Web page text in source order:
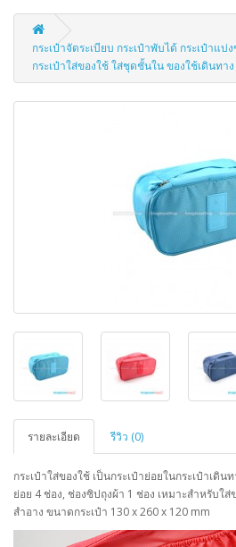
กระเป๋าจัดระเบียบ กระเป๋าพับได้ กระเป๋าแบ่
กระเป๋าใส่ของใช้ ใส่ชุดชั้นใน ของใช้เดินทาง
รายละเอียด รีวิว (0)
กระเป๋าใส่ของใช้ เป็นกระเป๋าย่อยในกระเป๋าเดิ
ย่อย 4 ช่อง, ช่องซิปถุงผ้า 1 ช่อง เหมาะสำหรับใ
สำอาง ขนาดกระเป๋า 130 x 260 x 120 mm